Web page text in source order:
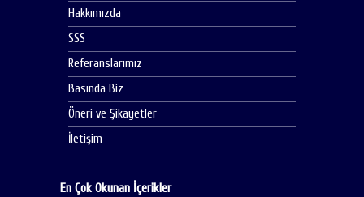
Hakkımızda
SSS
Referanslarımız
Basında Biz
Öneri ve Şikayetler
İletişim
En Çok Okunan İçerikler